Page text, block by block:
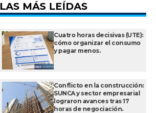
LAS MÁS LEÍDAS
Cuatro horas decisivas (UTE):
cómo organizar el consumo
y pagar menos.
Conflicto en la construcción:
SUNCA y sector empresarial
lograron avances tras 17
horas de negociación.